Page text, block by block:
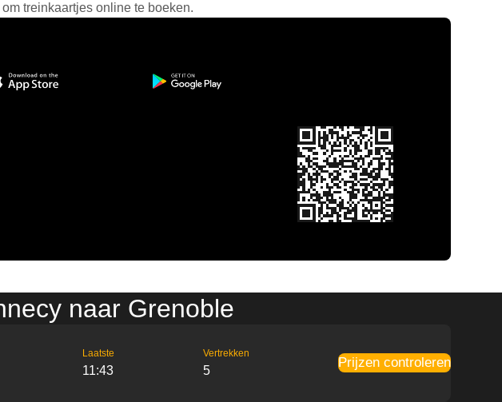
treinkaartjes online te boeken.
naar Grenoble
Laatste
11:43
Vertrekken
5
Prijzen controleren